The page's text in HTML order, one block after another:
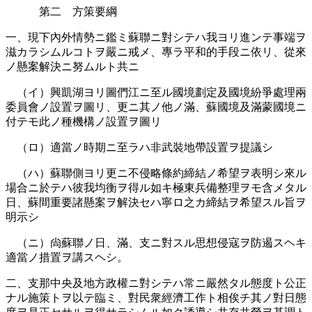
第二 方策要綱
一、現下內外情勢ニ鑑ミ蘇聯ニ對シテハ我ヨリ進ンテ事端ヲ
滋カラシムルコトヲ嚴ニ戒メ、專ラ平和的手段ニ依リ、從來
ノ懸案解決ニ努ムルト共ニ
（イ）興凱湖ヨリ圖們江ニ至ル國境劃定及國境紛爭處理兩
委員會ノ設置ヲ圖リ、更ニ其ノ他ノ滿、蘇國境及滿蒙國境ニ
付テモ此ノ種機構ノ設置ヲ圖リ
（ロ）適當ノ時期ニ至ラハ非武裝地帶設置ヲ提議シ
（ハ）蘇聯側ヨリ更ニ不侵略條約締結ノ希望ヲ表明シ來ル
場合ニ於テハ彼我均衡ヲ得ル如キ極東兵備整理ヲモ含メタル
日、蘇間重要諸懸案ヲ解決セハ寧ロ之カ締結ヲ希望スル旨ヲ
明示シ
（ニ）尙蘇聯ノ日、滿、支ニ對スル思想侵寇ヲ防遏スヘキ
適當ノ措置ヲ講スヘシ。
二、支那中央及地方政權ニ對シテハ常ニ嚴然タル態度ト公正
ナル施策トヲ以テ臨ミ、對民衆經濟工作ト相俟チ其ノ對日態